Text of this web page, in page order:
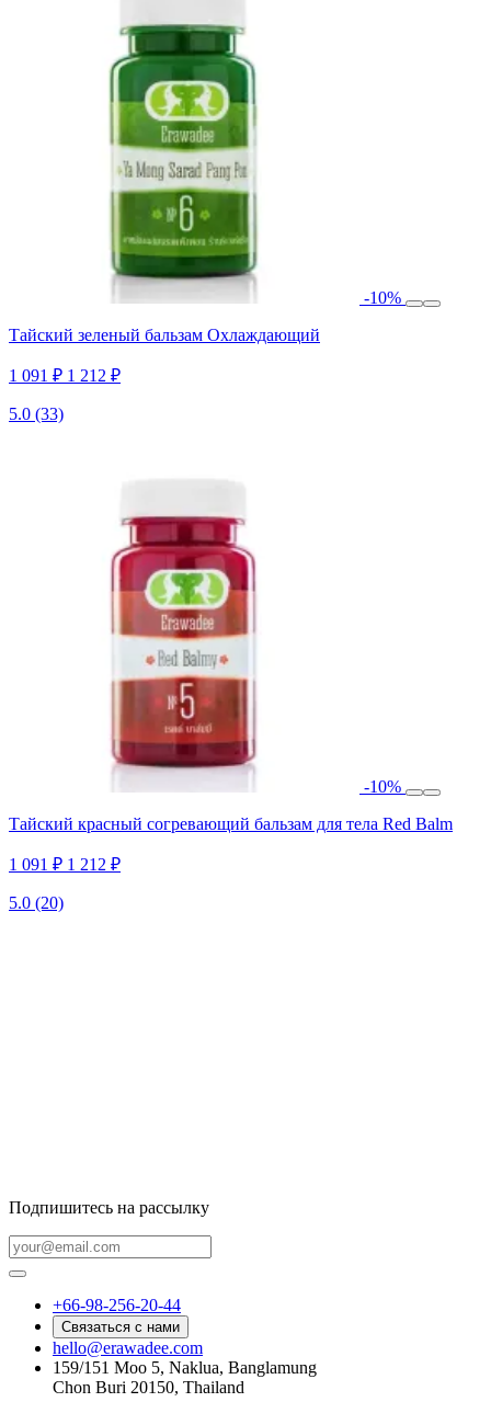
-10%
Тайский зеленый бальзам Охлаждающий
1 091 ₽ 1 212 ₽
5.0 (33)
-10%
Тайский красный согревающий бальзам для тела Red Balm
1 091 ₽ 1 212 ₽
5.0 (20)
Подпишитесь на рассылку
+66-98-256-20-44
Связаться с нами
hello@erawadee.com
159/151 Moo 5, Naklua, Banglamung
Chon Buri 20150, Thailand